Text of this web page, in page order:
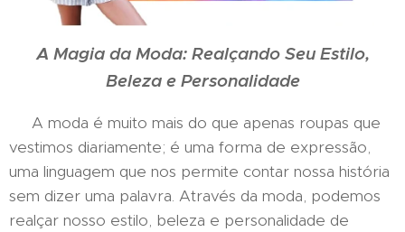
A Magia da Moda: Realçando Seu Estilo,
Beleza e Personalidade
A moda é muito mais do que apenas roupas que
vestimos diariamente; é uma forma de expressão,
uma linguagem que nos permite contar nossa história
sem dizer uma palavra. Através da moda, podemos
realçar nosso estilo, beleza e personalidade de